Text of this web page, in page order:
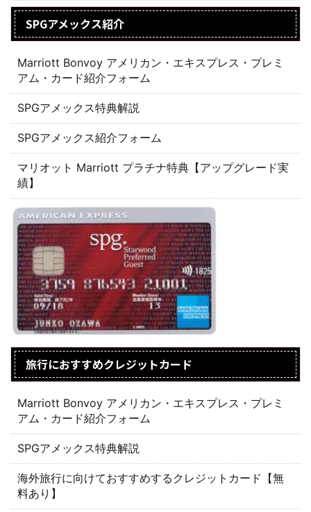
SPGアメックス紹介
Marriott Bonvoy アメリカン・エキスプレス・プレミ
アム・カード紹介フォーム
SPGアメックス特典解説
SPGアメックス紹介フォーム
マリオット Marriott プラチナ特典【アップグレード実
績】
旅行におすすめクレジットカード
Marriott Bonvoy アメリカン・エキスプレス・プレミ
アム・カード紹介フォーム
SPGアメックス特典解説
海外旅行に向けておすすめするクレジットカード【無
料あり】